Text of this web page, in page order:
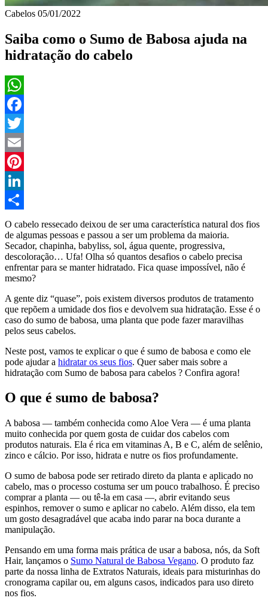
Cabelos 05/01/2022
Saiba como o Sumo de Babosa ajuda na
hidratação do cabelo
WhatsApp
Facebook
Twitter
Email
Pinterest
LinkedIn
Compartilhar
O cabelo ressecado deixou de ser uma característica natural dos fios
de algumas pessoas e passou a ser um problema da maioria.
Secador, chapinha, babyliss, sol, água quente, progressiva,
descoloração… Ufa! Olha só quantos desafios o cabelo precisa
enfrentar para se manter hidratado. Fica quase impossível, não é
mesmo?
A gente diz “quase”, pois existem diversos produtos de tratamento
que repõem a umidade dos fios e devolvem sua hidratação. Esse é o
caso do sumo de babosa, uma planta que pode fazer maravilhas
pelos seus cabelos.
Neste post, vamos te explicar o que é sumo de babosa e como ele
pode ajudar a hidratar os seus fios. Quer saber mais sobre a
hidratação com Sumo de babosa para cabelos ? Confira agora!
O que é sumo de babosa?
A babosa — também conhecida como Aloe Vera — é uma planta
muito conhecida por quem gosta de cuidar dos cabelos com
produtos naturais. Ela é rica em vitaminas A, B e C, além de selênio,
zinco e cálcio. Por isso, hidrata e nutre os fios profundamente.
O sumo de babosa pode ser retirado direto da planta e aplicado no
cabelo, mas o processo costuma ser um pouco trabalhoso. É preciso
comprar a planta — ou tê-la em casa —, abrir evitando seus
espinhos, remover o sumo e aplicar no cabelo. Além disso, ela tem
um gosto desagradável que acaba indo parar na boca durante a
manipulação.
Pensando em uma forma mais prática de usar a babosa, nós, da Soft
Hair, lançamos o Sumo Natural de Babosa Vegano. O produto faz
parte da nossa linha de Extratos Naturais, ideais para misturinhas do
cronograma capilar ou, em alguns casos, indicados para uso direto
nos fios.